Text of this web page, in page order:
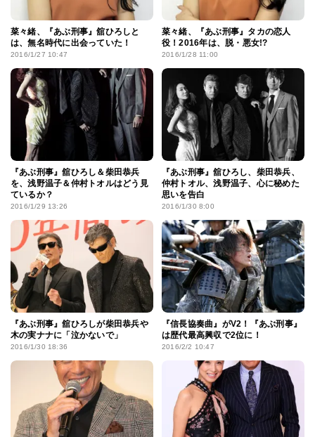
菜々緒、『あぶ刑事』舘ひろしと
は、無名時代に出会っていた！
2016/1/27 10:47
菜々緒、『あぶ刑事』タカの恋人
役！2016年は、脱・悪女!?
2016/1/28 11:00
『あぶ刑事』舘ひろし＆柴田恭兵
を、浅野温子＆仲村トオルはどう見
ているか？
2016/1/29 13:26
『あぶ刑事』舘ひろし、柴田恭兵、
仲村トオル、浅野温子、心に秘めた
思いを告白
2016/1/30 8:00
『あぶ刑事』舘ひろしが柴田恭兵や
木の実ナナに「泣かないで」
2016/1/30 18:36
『信長協奏曲』がV2！『あぶ刑事』
は歴代最高興収で2位に！
2016/2/2 10:47